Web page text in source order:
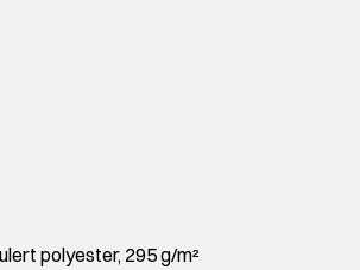
polyester, 295 g/m²